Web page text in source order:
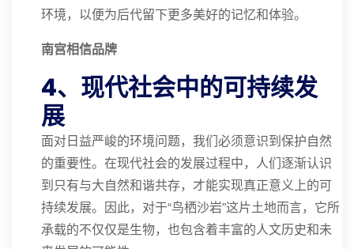
环境，以便为后代留下更多美好的记忆和体验。
南宫相信品牌
4、现代社会中的可持续发
展
面对日益严峻的环境问题，我们必须意识到保护自然
的重要性。在现代社会的发展过程中，人们逐渐认识
到只有与大自然和谐共存，才能实现真正意义上的可
持续发展。因此，对于“鸟栖沙岩”这片土地而言，它所
承载的不仅仅是生物，也包含着丰富的人文历史和未